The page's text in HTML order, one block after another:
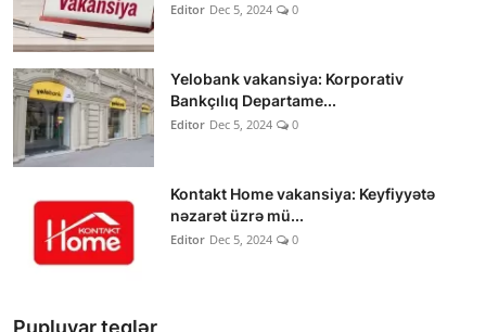
Editor Dec 5, 2024 0
Yelobank vakansiya: Korporativ
Bankçılıq Departame...
Editor Dec 5, 2024 0
Kontakt Home vakansiya: Keyfiyyətə
nəzarət üzrə mü...
Editor Dec 5, 2024 0
Pupluyar teqlər